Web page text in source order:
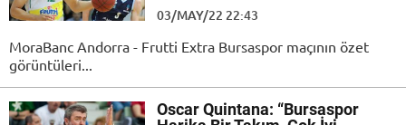
03/MAY/22 22:43
MoraBanc Andorra - Frutti Extra Bursaspor maçının özet
görüntüleri...
Oscar Quintana: “Bursaspor